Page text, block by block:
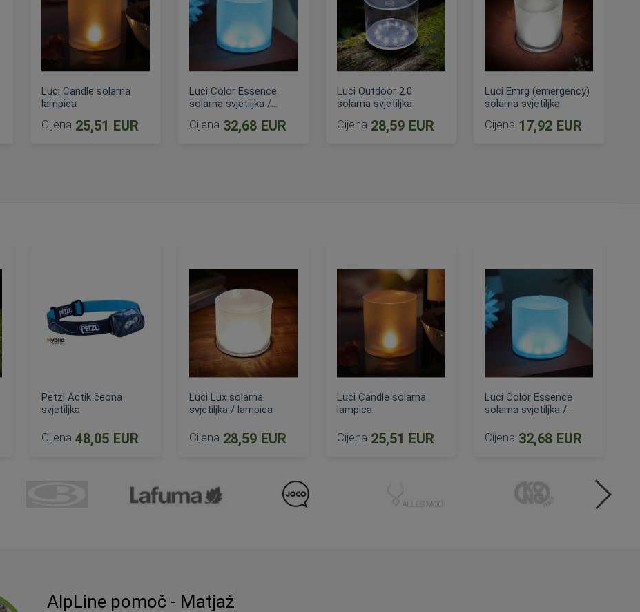
Luci Candle solarna
lampica
Cijena 25,51 EUR
Luci Color Essence
solarna svjetiljka /
Cijena 32,68 EUR
Luci Outdoor 2.0
solarna svjetiljka
Cijena 28,59 EUR
Luci Emrg (emergency)
solarna svjetiljka
Cijena 17,92 EUR
Petzl Actik čeona
svjetiljka
Cijena 48,05 EUR
Luci Lux solarna
svjetiljka / lampica
Cijena 28,59 EUR
Luci Candle solarna
lampica
Cijena 25,51 EUR
Luci Color Essence
solarna svjetiljka /
Cijena 32,68 EUR
AlpLine pomoč - Matjaž